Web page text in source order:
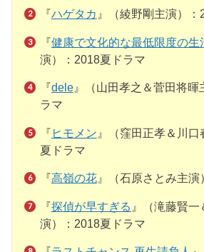
『ハゲタカ 』（綾野剛主演）
『健康で文化的な最低限度の生
演）：2018夏ドラマ
『dele』（山田孝之＆菅田将暉
ラマ
『 ヒモメン 』（窪田正孝＆川
夏ドラマ
『高嶺の花』（石原さとみ主演
『探偵が早すぎる 』（滝藤賢
演）：2018夏ドラマ